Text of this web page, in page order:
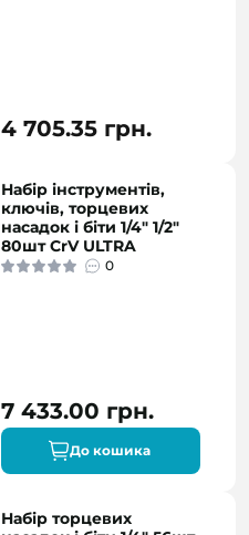
4 705.35 грн.
Набір інструментів,
ключів, торцевих
насадок і біти 1/4" 1/2"
80шт CrV ULTRA
0
7 433.00 грн.
До кошика
Набір торцевих